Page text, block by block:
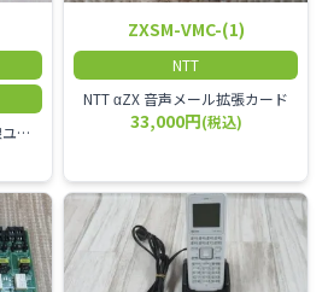
NTT αZX 4回線アナログ外線ユニット アナログ4ch収容ユニット
ZXSM-VMC-(1)
NTT
NTT αZX 音声メール拡張カード
33,000円(税込)